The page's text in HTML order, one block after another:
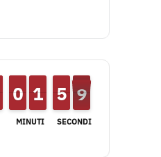
MINUTI
9
9
0
0 2
1
1
SECONDI
0
5
5 9
8
8